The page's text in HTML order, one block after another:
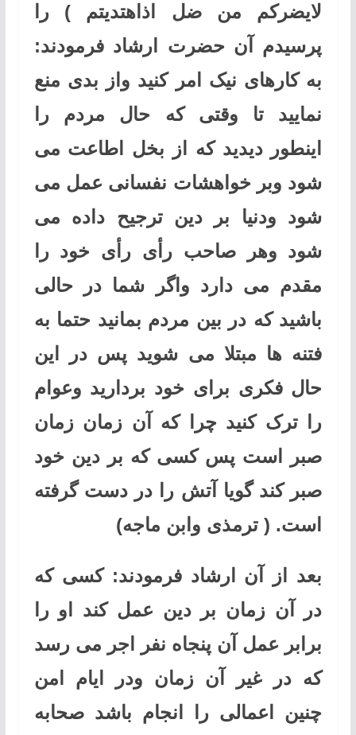
لایضرکم من ضل اذاهتدیتم ) را
پرسیدم آن حضرت ارشاد فرمودند:
به کارهای نیک امر کنید واز بدی منع
نمایید تا وقتی که حال مردم را
اینطور دیدید که از بخل اطاعت می
شود وبر خواهشات نفسانی عمل می
شود ودنیا بر دین ترجیح داده می
شود وهر صاحب رأی رأی خود را
مقدم می دارد واگر شما در حالی
باشید که در بین مردم بمانید حتما به
فتنه ها مبتلا می شوید پس در این
حال فکری برای خود بردارید وعوام
را ترک کنید چرا که آن زمان زمان
صبر است پس کسی که بر دین خود
صبر کند گویا آتش را در دست گرفته
است. ( ترمذی وابن ماجه)
بعد از آن ارشاد فرمودند: کسی که
در آن زمان بر دین عمل کند او را
برابر عمل آن پنجاه نفر اجر می رسد
که در غیر آن زمان ودر ایام امن
چنین اعمالی را انجام باشد صحابه